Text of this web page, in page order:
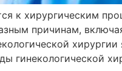
к хирургическим
причинам,
гинекологической